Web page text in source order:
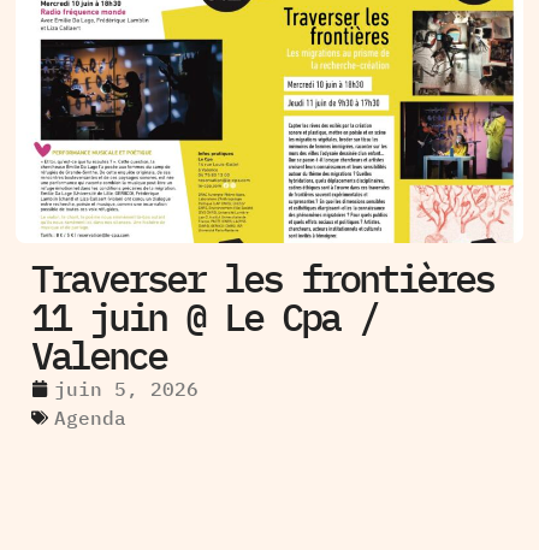
Traverser les frontières
11 juin @ Le Cpa /
Valence
juin 5, 2026
Agenda